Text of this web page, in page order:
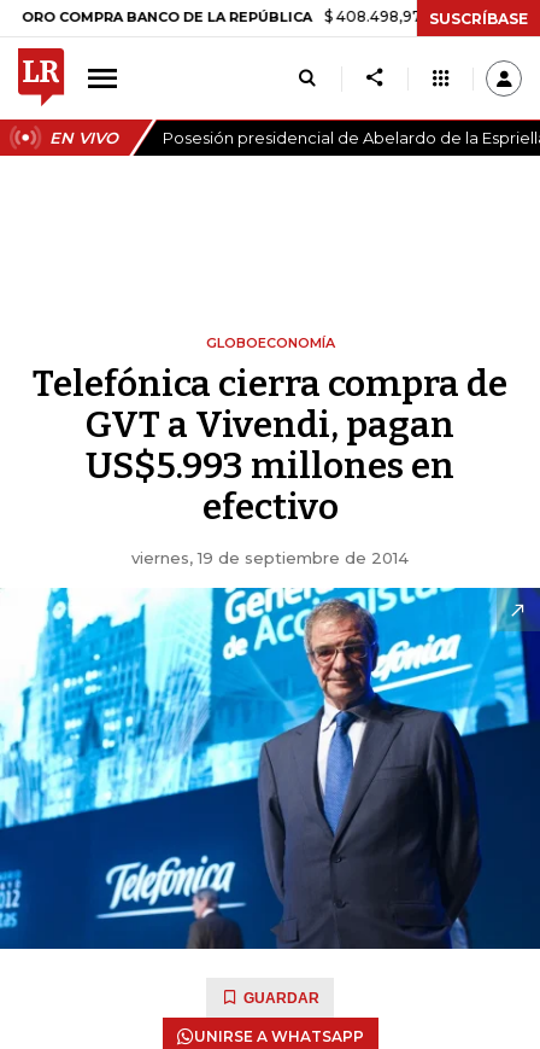
BANCO DE LA REPÚBLICA $ 408.498,97 +$ 8.753,81 +2,19%
SUSCRÍBASE
EN VIVO Posesión presidencial de Abelardo de la
GLOBOECONOMÍA
Telefónica cierra compra de
GVT a Vivendi, pagan
US$5.993 millones en
efectivo
viernes, 19 de septiembre de 2014
GUARDAR
UNIRSE A WHATSAPP